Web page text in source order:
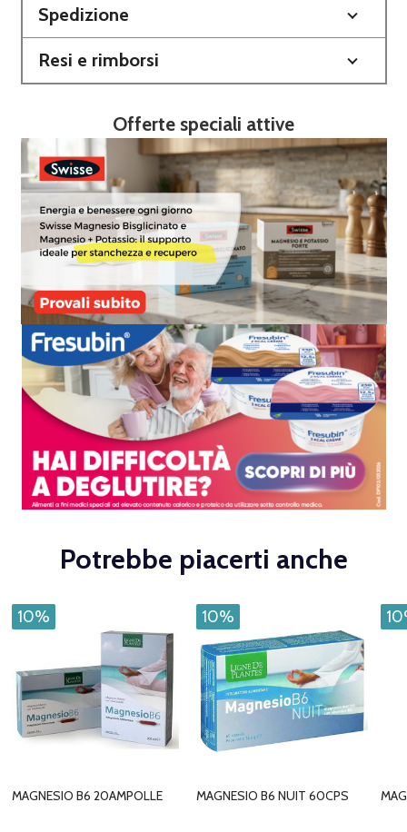
Spedizione
Resi e rimborsi
Offerte speciali attive
Potrebbe piacerti anche
10%
MAGNESIO B6 20AMPOLLE
10%
MAGNESIO B6 NUIT 60CPS